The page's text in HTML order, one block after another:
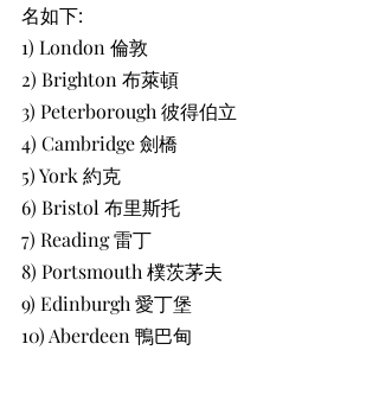
名如下:
1) London 倫敦
2) Brighton 布萊頓
3) Peterborough 彼得伯立
4) Cambridge 劍橋
5) York 約克
6) Bristol 布里斯托
7) Reading 雷丁
8) Portsmouth 樸茨茅夫
9) Edinburgh 愛丁堡
10) Aberdeen 鴨巴甸